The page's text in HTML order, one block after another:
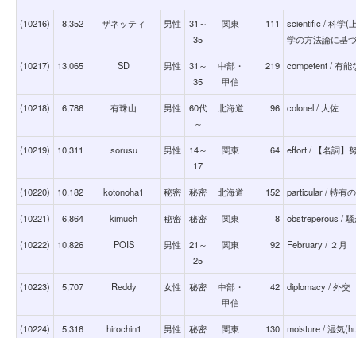
(10216) 8,352 ザネッティ 男性
31～
35
関東 111
scientific / 科学(
学の方法論に基
(10217) 13,065 SD 男性
31～
35
中部・
甲信
219 competent / 有能
(10218) 6,786 有珠山 男性
60代
～
北海道 96 colonel / 大佐
(10219) 10,311 sorusu 男性
14～
17
関東 64 effort / 【名詞】
(10220) 10,182 kotonoha1 秘密 秘密 北海道 152 particular / 特有の
(10221) 6,864 kimuch 秘密 秘密 関東 8 obstreperous /
(10222) 10,826 POIS 男性
21～
25
関東 92 February / ２月
(10223) 5,707 Reddy 女性 秘密
中部・
甲信
42 diplomacy / 外交
(10224) 5,316 hirochin1 男性 秘密 関東 130 moisture / 湿気